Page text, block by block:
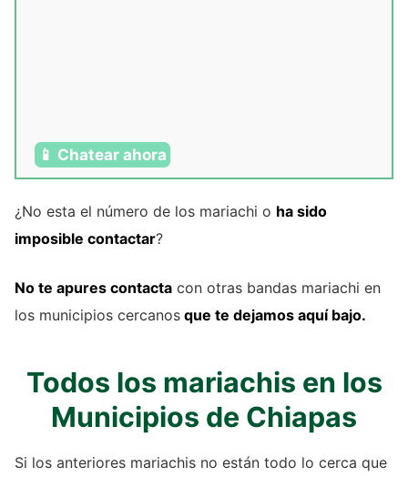
📱 Chatear ahora
¿No esta el número de los mariachi o ha sido
imposible contactar?
No te apures contacta con otras bandas mariachi en
los municipios cercanos que te dejamos aquí bajo.
Todos los mariachis en los
Municipios de Chiapas
Si los anteriores mariachis no están todo lo cerca que